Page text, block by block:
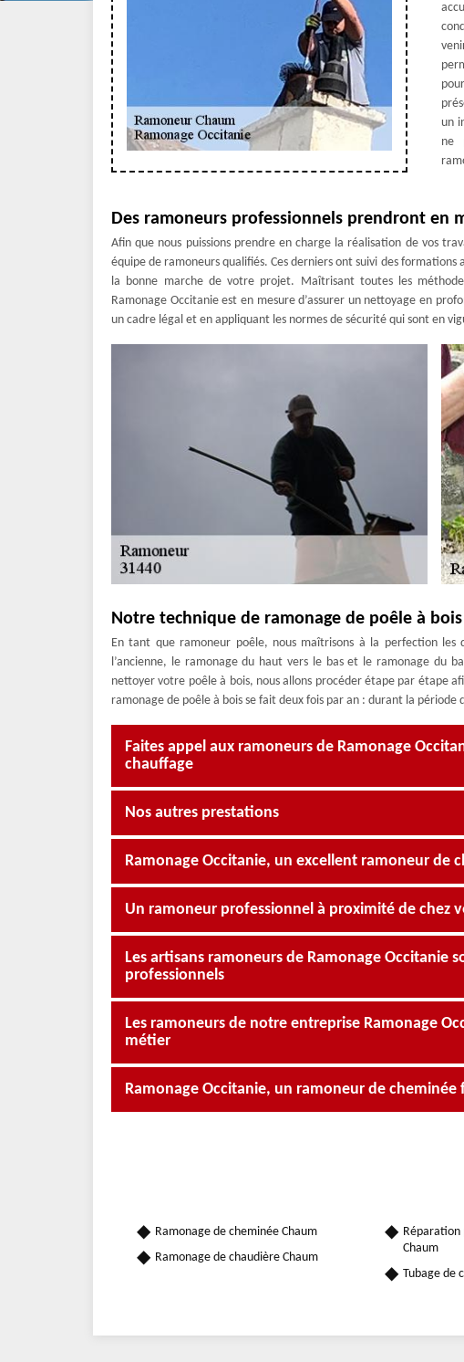
un
ne
Des ramoneurs professionnels prendront en
Afin que nous puissions prendre en charge la réalisation de vos
équipe de ramoneurs qualifiés. Ces derniers ont suivi des formations
la bonne marche de votre projet. Maîtrisant toutes les
Ramonage Occitanie est en mesure d’assurer un nettoyage en
un cadre légal et en appliquant les normes de sécurité qui sont en
Notre technique de ramonage de poêle à bois
En tant que ramoneur poêle, nous maîtrisons à la perfection les
l’ancienne, le ramonage du haut vers le bas et le ramonage du
nettoyer votre poêle à bois, nous allons procéder étape par étape
ramonage de poêle à bois se fait deux fois par an : durant la
Faites appel aux ramoneurs de Ramonage
chauffage
Nos autres prestations
Ramonage Occitanie, un excellent ramoneur de
Un ramoneur professionnel à proximité de chez
Les artisans ramoneurs de Ramonage Occitanie
professionnels
Les ramoneurs de notre entreprise Ramonage
métier
Ramonage Occitanie, un ramoneur de cheminée
Ramonage de cheminée Chaum
Ramonage de chaudière Chaum
Réparation
Chaum
Tubage de